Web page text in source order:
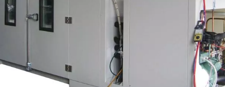
步入式高低温试验室